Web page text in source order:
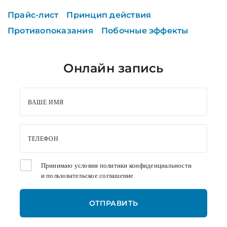
Прайс-лист
Принцип действия
Противопоказания
Побочные эффекты
Онлайн запись
ВАШЕ ИМЯ
ТЕЛЕФОН
Принимаю условия политики конфиденциальности
ипользовательское соглашение